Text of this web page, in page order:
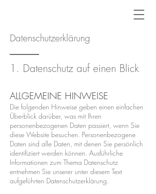
Datenschutzerklärung
1. Datenschutz auf einen Blick
ALLGEMEINE HINWEISE
Die folgenden Hinweise geben einen einfachen
Überblick darüber, was mit Ihren
personenbezogenen Daten passiert, wenn Sie
diese Website besuchen. Personenbezogene
Daten sind alle Daten, mit denen Sie persönlich
identifiziert werden können. Ausführliche
Informationen zum Thema Datenschutz
entnehmen Sie unserer unter diesem Text
aufgeführten Datenschutzerklärung.